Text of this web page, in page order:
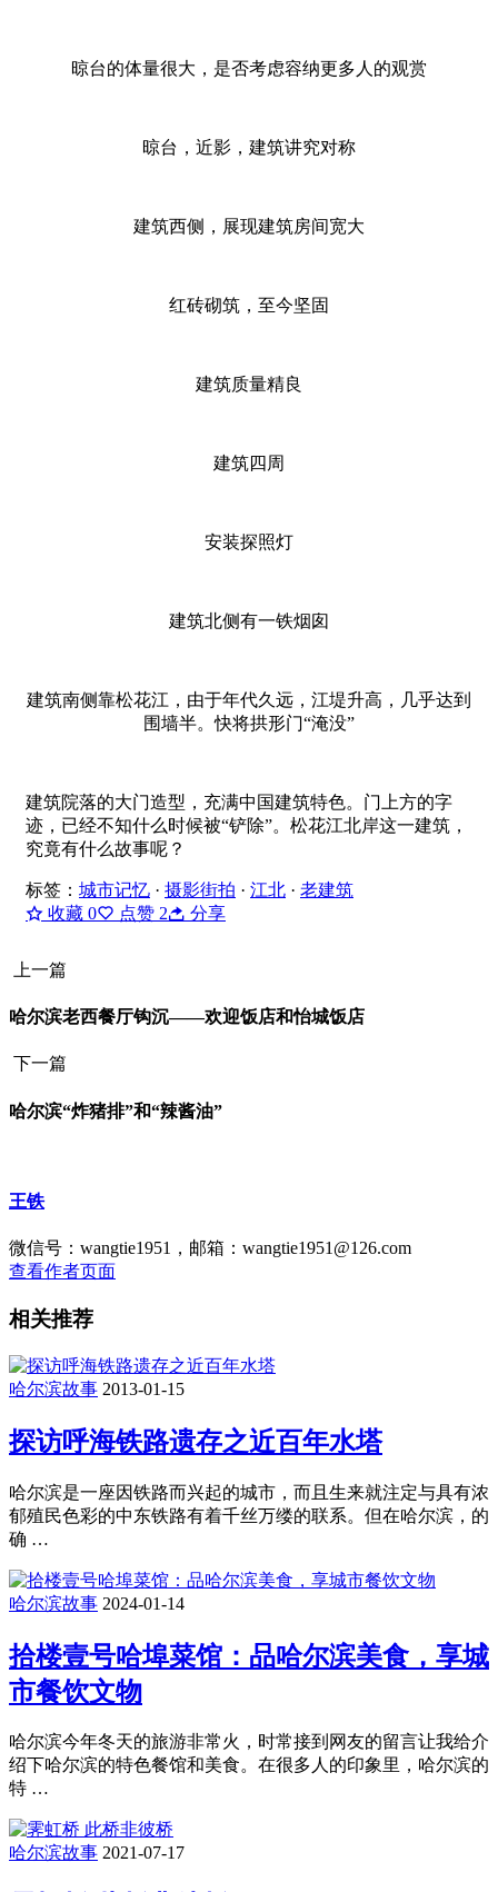
晾台的体量很大，是否考虑容纳更多人的观赏
晾台，近影，建筑讲究对称
建筑西侧，展现建筑房间宽大
红砖砌筑，至今坚固
建筑质量精良
建筑四周
安装探照灯
建筑北侧有一铁烟囱
建筑南侧靠松花江，由于年代久远，江堤升高，几乎达到
围墙半。快将拱形门“淹没”
建筑院落的大门造型，充满中国建筑特色。门上方的字
迹，已经不知什么时候被“铲除”。松花江北岸这一建筑，
究竟有什么故事呢？
标签： 城市记忆 · 摄影街拍 · 江北 · 老建筑
收藏 0 点赞 2 分享
上一篇
哈尔滨老西餐厅钩沉——欢迎饭店和怡城饭店
下一篇
哈尔滨“炸猪排”和“辣酱油”
王铁
微信号：wangtie1951，邮箱：wangtie1951@126.com
查看作者页面
相关推荐
哈尔滨故事 2013-01-15
探访呼海铁路遗存之近百年水塔
哈尔滨是一座因铁路而兴起的城市，而且生来就注定与具有浓
郁殖民色彩的中东铁路有着千丝万缕的联系。但在哈尔滨，的
确 …
哈尔滨故事 2024-01-14
拾楼壹号哈埠菜馆：品哈尔滨美食，享城
市餐饮文物
哈尔滨今年冬天的旅游非常火，时常接到网友的留言让我给介
绍下哈尔滨的特色餐馆和美食。在很多人的印象里，哈尔滨的
特 …
哈尔滨故事 2021-07-17